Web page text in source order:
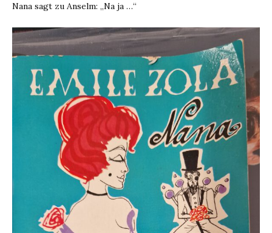
Nana sagt zu Anselm: „Na ja …“